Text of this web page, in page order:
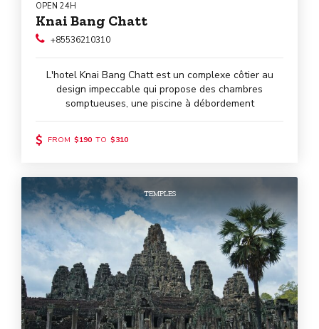
Knai Bang Chatt
OPEN 24H
+85536210310
L'hotel Knai Bang Chatt est un complexe côtier au
design impeccable qui propose des chambres
somptueuses, une piscine à débordement
surplombant le golfe de Thaïlande, une cuisine de
FROM $190 TO $310
TEMPLES